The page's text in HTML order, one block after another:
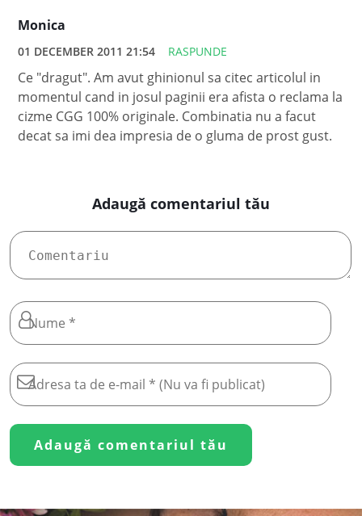
Monica
01 DECEMBER 2011 21:54 RASPUNDE
Ce "dragut". Am avut ghinionul sa citec articolul in
momentul cand in josul paginii era afista o reclama la
cizme CGG 100% originale. Combinatia nu a facut
decat sa imi dea impresia de o gluma de prost gust.
Adaugă comentariul tău